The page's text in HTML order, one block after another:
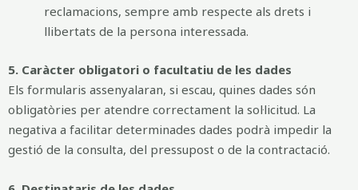
reclamacions, sempre amb respecte als drets i
llibertats de la persona interessada.
5. Caràcter obligatori o facultatiu de les dades
Els formularis assenyalaran, si escau, quines dades són
obligatòries per atendre correctament la sol·licitud. La
negativa a facilitar determinades dades podrà impedir la
gestió de la consulta, del pressupost o de la contractació.